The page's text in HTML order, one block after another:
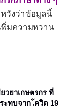
วังว่าข้อมูลนี้
พิ่มความหวาน
ยวยาเกษตรกร ที่
ะทบจากโควิด 19